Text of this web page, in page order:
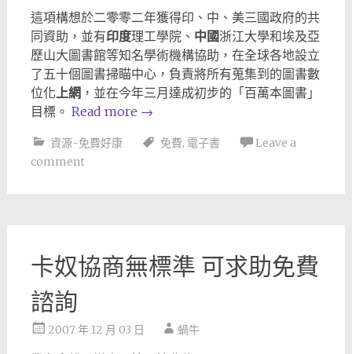
這項構想於二零零二年獲得印、中、美三國政府的共
同資助，並有印度理工學院、 中國浙江大學和埃及亞
歷山大圖書館等知名學術機構協助，在全球各地設立
了五十個圖書掃瞄中心，負責將所有蒐集到的圖書數
位化上網 ，並在今年三月達成初步的「百萬本圖書」
目標。 Read more →
資源-免費好康 免費, 電子書
Leave a
comment
卡奴協商無標準 可求助免費
諮詢
2007 年 12 月 03 日 蝸牛